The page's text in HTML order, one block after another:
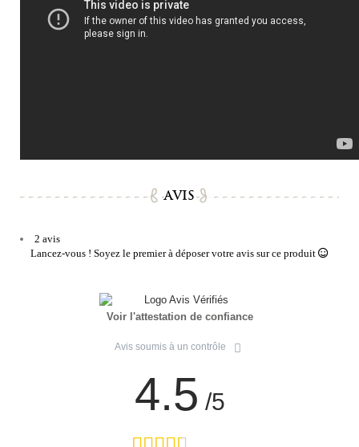
AVIS
2 avis
Lancez-vous ! Soyez le premier à déposer votre avis sur ce produit
Voir l'attestation de confiance
Avis soumis à un contrôle
4.5 /5